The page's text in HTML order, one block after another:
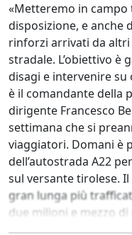
«Metteremo in
disposizione, e anche
rinforzi arrivati da
stradale. L’obiettivo è
disagi e intervenire su
è il comandante della
dirigente Francesco
settimana che si
viaggiatori. Domani è
dell’autostrada A22
sul versante tirolese.
gran lunga più
due milioni e mezzo di